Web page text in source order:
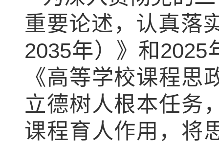
重要论述，认真落
2035年）》和 2025
《高等学校课程
立德树人根本任务
课程育人作用，将